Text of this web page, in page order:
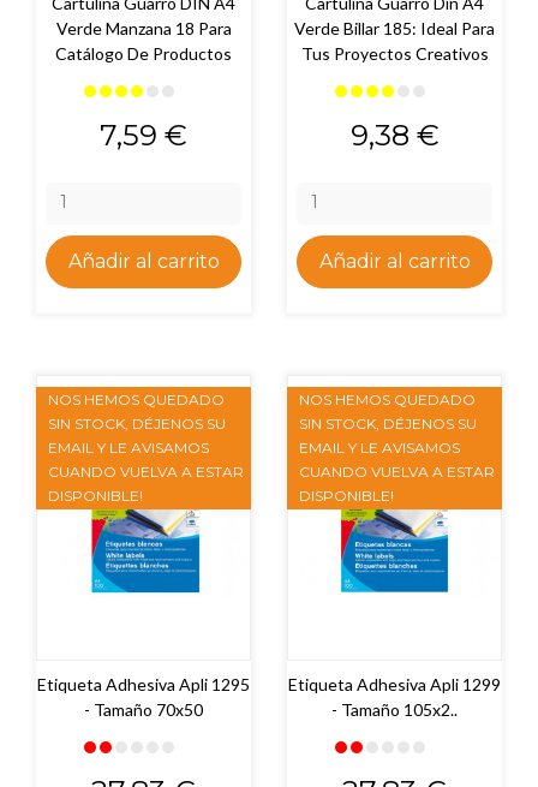
Verde Manzana 18 Para
Catálogo De Productos
Precio
7,59 €
Añadir al carrito
Verde Billar 185: Ideal Para
Tus Proyectos Creativos
Precio
9,38 €
Añadir al carrito
Etiqueta Adhesiva Apli 1295
- Tamaño 70x50
NOS HEMOS QUEDADO
SIN STOCK, DÉJENOS SU
EMAIL Y LE AVISAMOS
CUANDO VUELVA A ESTAR
DISPONIBLE!
Etiqueta Adhesiva Apli 1299
- Tamaño 105x2..
NOS HEMOS QUEDADO
SIN STOCK, DÉJENOS SU
EMAIL Y LE AVISAMOS
CUANDO VUELVA A ESTAR
DISPONIBLE!